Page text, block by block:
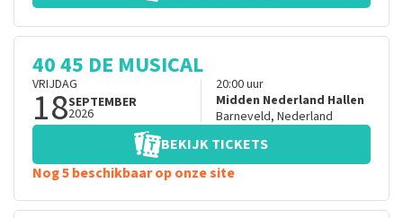
40 45 DE MUSICAL
VRIJDAG
18SEPTEMBER
2026
20:00uur
Midden Nederland Hallen
Barneveld, Nederland
BEKIJK TICKETS
Nog 5 beschikbaar op onze site